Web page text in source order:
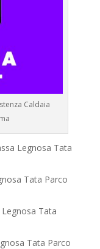
Caldaia
Legnosa Tata
Tata Parco
Tata
Tata Parco